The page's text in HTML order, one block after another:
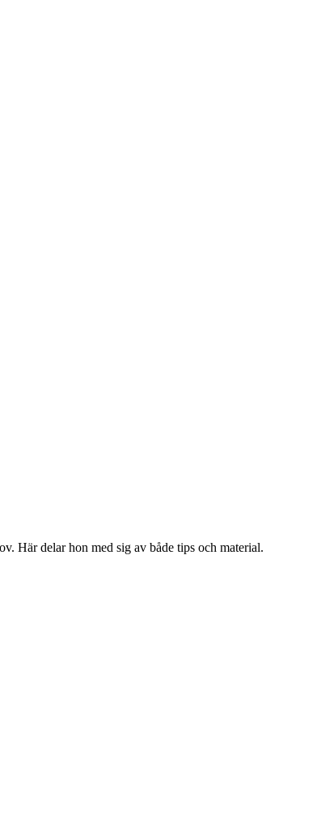
Här delar hon med sig av både tips och material.